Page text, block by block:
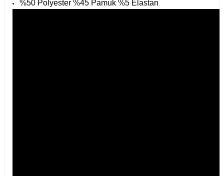
%50 Polyester %45 Pamuk %5 Elastan